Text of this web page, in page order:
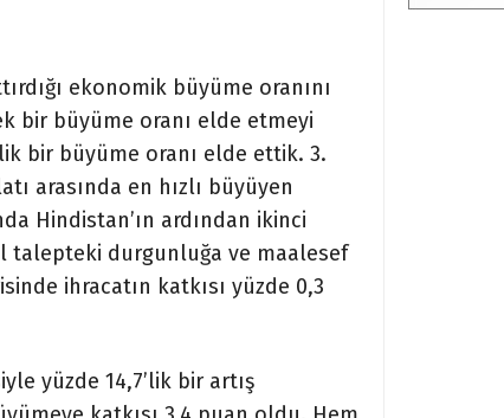
ekonomik büyüme oranını
bir büyüme oranı elde etmeyi
bir büyüme oranı elde ettik. 3.
arasında en hızlı büyüyen
Hindistan’ın ardından ikinci
talepteki durgunluğa ve maalesef
ihracatın katkısı yüzde 0,3
yüzde 14,7’lik bir artış